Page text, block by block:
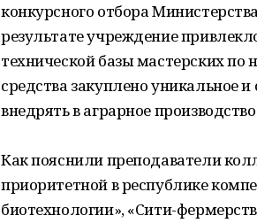
конкурсного отбора
результате учреждение
технической базы мастерских по
средства закуплено уникальное
внедрять в аграрное
Как пояснили преподаватели
приоритетной в республике
биотехнологии», «Сити-